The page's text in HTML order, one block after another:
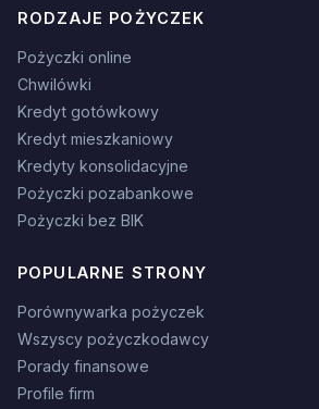
RODZAJE POŻYCZEK
Pożyczki online
Chwilówki
Kredyt gotówkowy
Kredyt mieszkaniowy
Kredyty konsolidacyjne
Pożyczki pozabankowe
Pożyczki bez BIK
POPULARNE STRONY
Porównywarka pożyczek
Wszyscy pożyczkodawcy
Porady finansowe
Profile firm